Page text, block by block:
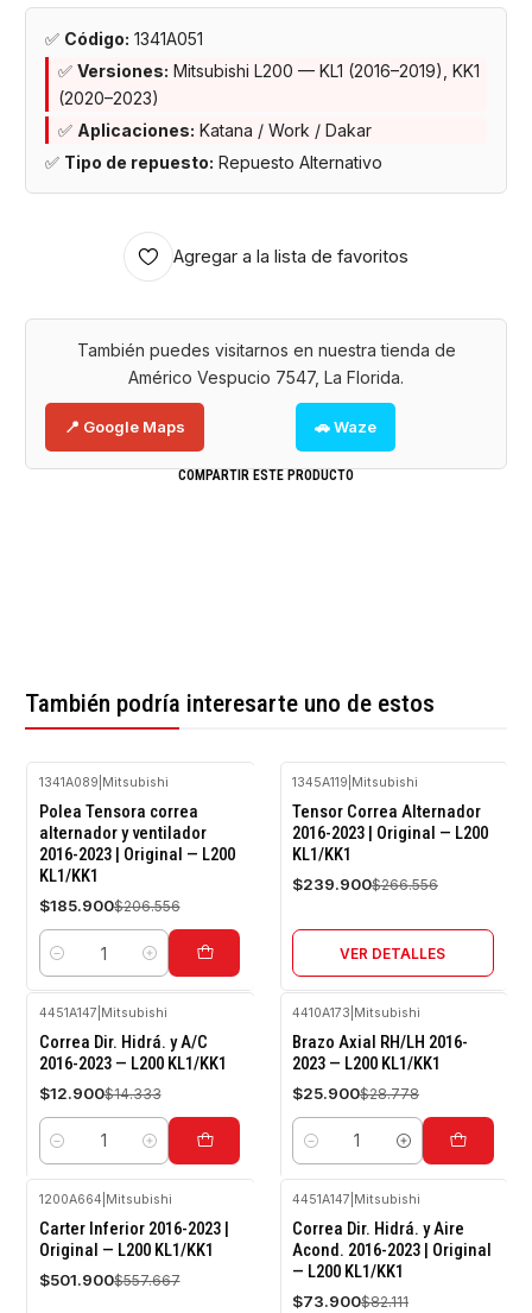
✅ Código: 1341A051
✅ Versiones: Mitsubishi L200 — KL1 (2016–2019), KK1
(2020–2023)
✅ Aplicaciones: Katana / Work / Dakar
✅ Tipo de repuesto: Repuesto Alternativo
Agregar a la lista de favoritos
También puedes visitarnos en nuestra tienda de
Américo Vespucio 7547, La Florida.
📍 Google Maps 🚗 Waze
COMPARTIR ESTE PRODUCTO
También podría interesarte uno de estos
-10%
OFF
1341A089 Mitsubishi
Polea Tensora correa
alternador y ventilador
2016-2023 | Original — L200
KL1/KK1
$185.900$206.556
Cantidad
-10%
OFF
Agotado
1345A119 Mitsubishi
Tensor Correa Alternador
2016-2023 | Original — L200
KL1/KK1
$239.900$266.556
VER DETALLES
-10%
OFF
4451A147 Mitsubishi
Correa Dir. Hidrá. y A/C
2016-2023 — L200 KL1/KK1
$12.900$14.333
Cantidad
-10%
OFF
4410A173 Mitsubishi
Brazo Axial RH/LH 2016-
2023 — L200 KL1/KK1
$25.900$28.778
Cantidad
-10%
OFF
1200A664 Mitsubishi
Carter Inferior 2016-2023 |
Original — L200 KL1/KK1
$501.900$557.667
-10%
OFF
4451A147 Mitsubishi
Correa Dir. Hidrá. y Aire
Acond. 2016-2023 | Original
— L200 KL1/KK1
$73.900$82.111